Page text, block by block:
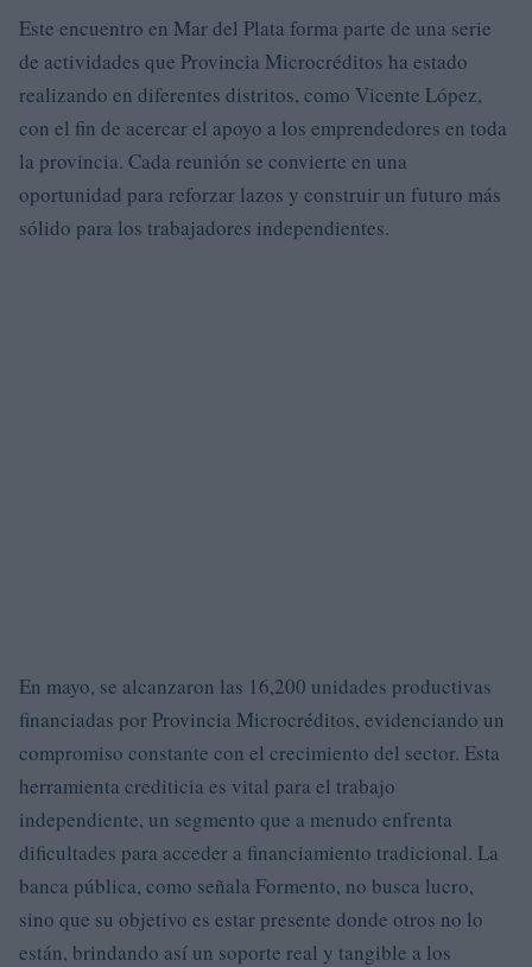
Este encuentro en Mar del Plata forma parte de una serie
de actividades que Provincia Microcréditos ha estado
realizando en diferentes distritos, como Vicente López,
con el fin de acercar el apoyo a los emprendedores en toda
la provincia. Cada reunión se convierte en una
oportunidad para reforzar lazos y construir un futuro más
sólido para los trabajadores independientes.
En mayo, se alcanzaron las 16,200 unidades productivas
financiadas por Provincia Microcréditos, evidenciando un
compromiso constante con el crecimiento del sector. Esta
herramienta crediticia es vital para el trabajo
independiente, un segmento que a menudo enfrenta
dificultades para acceder a financiamiento tradicional. La
banca pública, como señala Formento, no busca lucro,
sino que su objetivo es estar presente donde otros no lo
están, brindando así un soporte real y tangible a los